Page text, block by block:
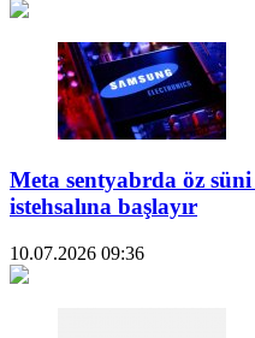
Meta sentyabrda öz
istehsalına başlayır
10.07.2026 09:36